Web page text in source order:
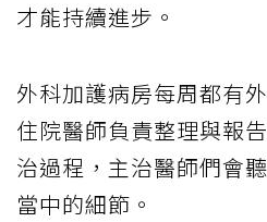
才能持續進步。
外科加護病房每周都有
住院醫師負責整理與報
治過程，主治醫師們會
當中的細節。